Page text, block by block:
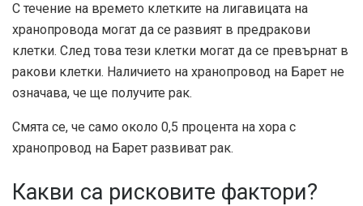
С течение на времето клетките на лигавицата на
хранопровода могат да се развият в предракови
клетки. След това тези клетки могат да се превърнат в
ракови клетки. Наличието на хранопровод на Барет не
означава, че ще получите рак.
Смята се, че само около 0,5 процента на хора с
хранопровод на Барет развиват рак.
Какви са рисковите фактори?